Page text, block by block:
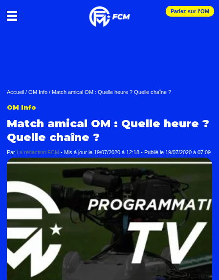
Pariez sur l'OM
Accueil / OM Info / Match amical OM : Quelle heure ? Quelle chaîne ?
OM Info
Match amical OM : Quelle heure ?
Quelle chaîne ?
Par La rédaction FCM - Mis à jour le 19/07/2020 à 12:18 - Publié le 19/07/2020 à 07:09